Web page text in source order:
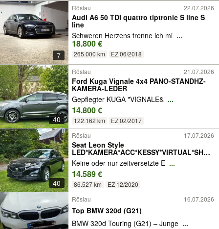
7
Röslau 22.07.2026
Audi A6 50 TDI quattro tiptronic S line S
line
Schweren Herzens trenne ich mi ...
18.800 €
265.000 km EZ 06/2018
40
Röslau 21.07.2026
Ford Kuga Vignale 4x4 PANO-STANDHZ-
KAMERA-LEDER
Gepflegter KUGA "VIGNALE& ...
14.800 €
122.162 km EZ 02/2017
40
Röslau 17.07.2026
Seat Leon Style
LED*KAMERA*ACC*KESSY*VIRTUAL*SHZ*
LHZ*
Keine oder nur zeitversetzte E ...
14.589 €
86.527 km EZ 12/2020
Röslau 16.07.2026
Top BMW 320d (G21)
BMW 320d Touring (G21) – Junge ...